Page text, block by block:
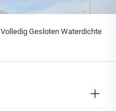
Volledig Gesloten Waterdichte